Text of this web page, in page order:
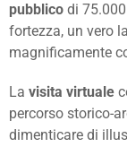
pubblico di
fortezza, un vero
magnificamente
La visita virtuale
percorso storico-
dimenticare di